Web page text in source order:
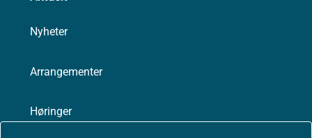
Nyheter
Arrangementer
Høringer